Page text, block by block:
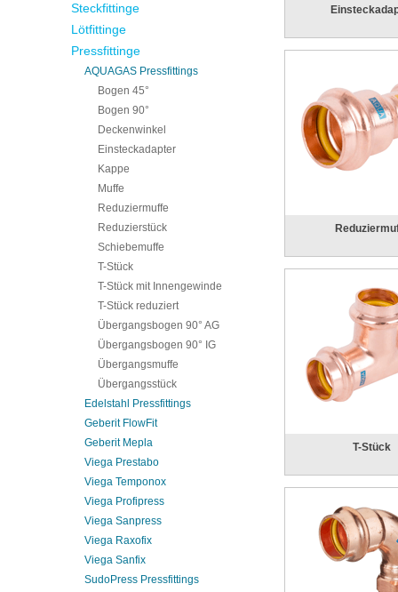
T-Stück
Steckfittinge
Lötfittinge
Pressfittinge
AQUAGAS Pressfittings
Bogen 45°
Bogen 90°
Deckenwinkel
Einsteckadapter
Kappe
Muffe
Reduziermuffe
Reduzierstück
Schiebemuffe
T-Stück
T-Stück mit Innengewinde
T-Stück reduziert
Übergangsbogen 90° AG
Übergangsbogen 90° IG
Übergangsmuffe
Übergangsstück
Edelstahl Pressfittings
Geberit FlowFit
Geberit Mepla
Viega Prestabo
Viega Temponox
Viega Profipress
Viega Sanpress
Viega Raxofix
Viega Sanfix
SudoPress Pressfittings